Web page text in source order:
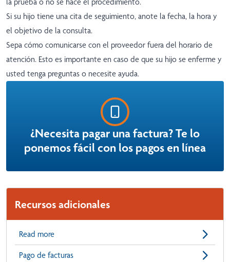
Si su hijo tiene una cita de seguimiento, anote la fecha, la hora y
el objetivo de la consulta.
Sepa cómo comunicarse con el proveedor fuera del horario de
atención. Esto es importante en caso de que su hijo se enferme y
usted tenga preguntas o necesite ayuda.
¿Necesita pagar una factura? Te lo
ponemos fácil con los pagos en línea
Recursos adicionales
Read more
Pago de facturas